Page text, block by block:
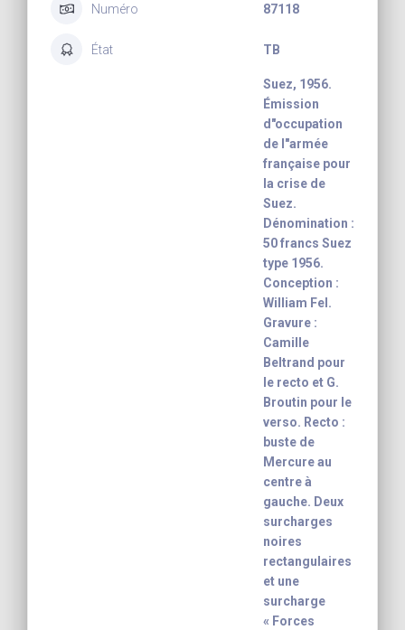
Numéro 87118
État TB
Suez, 1956.
Émission
d"occupation
de l"armée
française pour
la crise de
Suez.
Dénomination :
50 francs Suez
type 1956.
Conception :
William Fel.
Gravure :
Camille
Beltrand pour
le recto et G.
Broutin pour le
verso. Recto :
buste de
Mercure au
centre à
gauche. Deux
surcharges
noires
rectangulaires
et une
surcharge
« Forces